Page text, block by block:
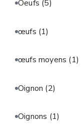
Oeufs (5)
œufs (1)
œufs moyens (1)
Oignon (2)
Oignons (1)